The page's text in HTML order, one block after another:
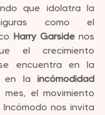
como el
Harry Garside nos
el crecimiento
encuentra en la
en la incómodidad
mes, el movimiento
nos invita